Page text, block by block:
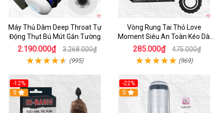
Máy Thủ Dâm Deep Throat Tự
Động Thụt Bú Mút Gắn Tường
2.190.000₫ 3.268.000₫
(995)
Vòng Rung Tai Thỏ Love
Moment Siêu An Toàn Kéo Dài
Thời Gian
285.000₫ 475.000₫
(969)
-12%
Hot
5
-22%
5